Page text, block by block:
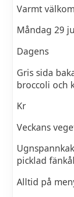
Varmt
Måndag 29
Dagens
Gris sida
broccoli och
Kr
Veckans
picklad
Alltid på